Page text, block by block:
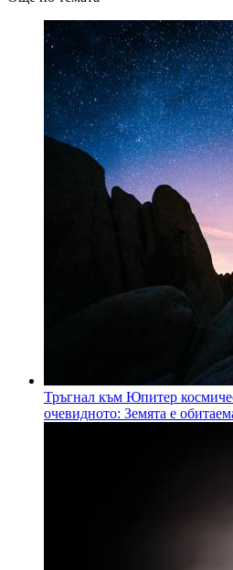
Тръгнал към Юпитер
очевидното: Земята е